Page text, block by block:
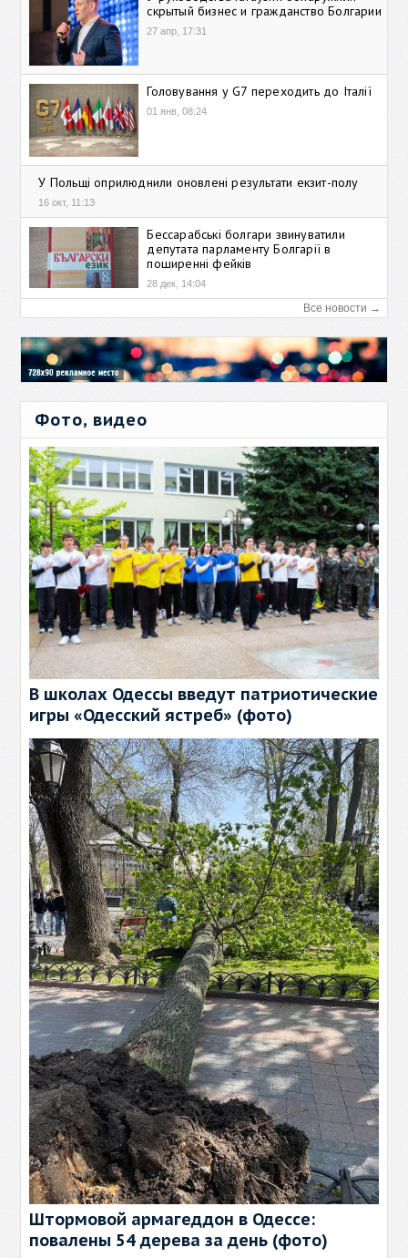
скрытый бизнес и гражданство Болгарии
27 апр, 17:31
Головування у G7 переходить до Італії
01 янв, 08:24
У Польщі оприлюднили оновлені результати екзит-полу
16 окт, 11:13
Бессарабські болгари звинуватили
депутата парламенту Болгарії в
поширенні фейків
28 дек, 14:04
Все новости →
Фото, видео
В школах Одессы введут патриотические
игры «Одесский ястреб» (фото)
Штормовой армагеддон в Одессе:
повалены 54 дерева за день (фото)